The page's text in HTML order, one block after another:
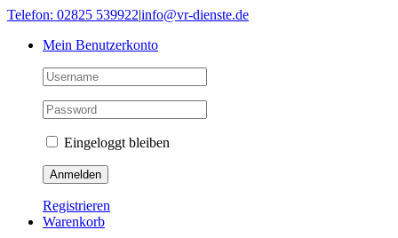
Skip
content
Telefon: 02825 539922|info@vr-dienste.de
Mein Benutzerkonto
Eingeloggt bleiben
Registrieren
Warenkorb